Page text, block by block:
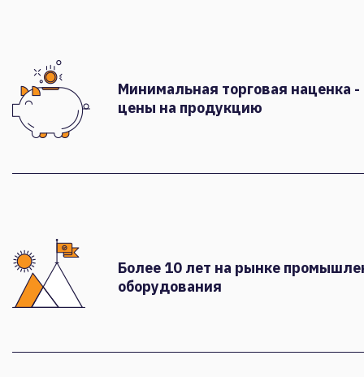
Минимальная торговая наценка
цены на продукцию
Более 10 лет на рынке
оборудования